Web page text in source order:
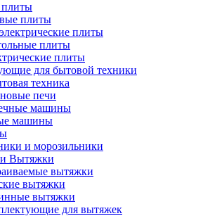
плиты
плиты
плиты
плиты
для бытовой техники
техника
печи
машины
машины
и морозильники
Вытяжки
вытяжки
вытяжки
вытяжки
для вытяжек